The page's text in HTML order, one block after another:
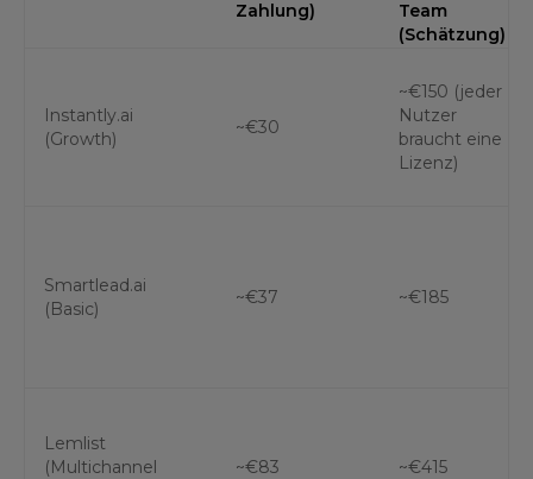
Zahlung)
Team
(Schätzung)
Instantly.ai
(Growth)
~€30
~€150 (jeder
Nutzer
braucht eine
Lizenz)
Smartlead.ai
(Basic)
~€37 ~€185
Lemlist
(Multichannel
~€83 ~€415